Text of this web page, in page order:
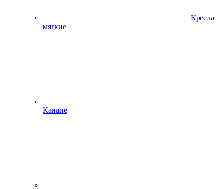
Кресла
мягкие
Канапе